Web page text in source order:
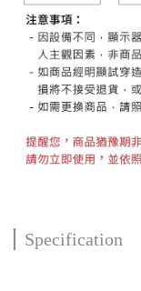
Specification